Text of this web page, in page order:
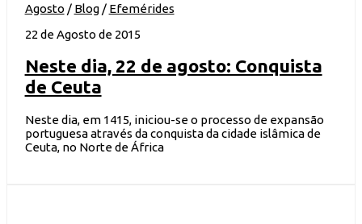
Agosto / Blog/ Efemérides
22 de Agosto de 2015
Neste dia, 22 de agosto: Conquista
de Ceuta
Neste dia, em 1415, iniciou-se o processo de expansão
portuguesa através da conquista da cidade islâmica de
Ceuta, no Norte de África